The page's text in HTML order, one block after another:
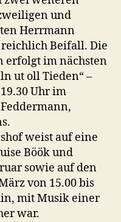
und
Herrmann
Beifall. Die
erfolgt im nächsten
ut oll Tieden“ –
Uhr im
weist auf eine
Böök und
sowie auf den
von 15.00 bis
mit Musik einer
war.